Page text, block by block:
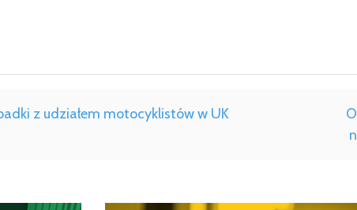
z udziałem motocyklistów w UK